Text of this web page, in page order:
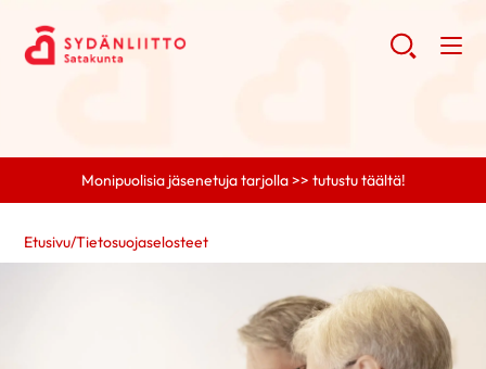
Monipuolisia jäsenetuja tarjolla >> tutustu täältä!
Etusivu/Tietosuojaselosteet